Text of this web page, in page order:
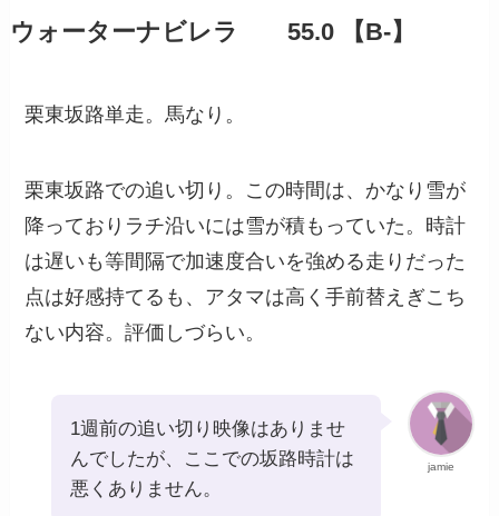
ウォーターナビレラ 55.0 【B-】
栗東坂路単走。馬なり。
栗東坂路での追い切り。この時間は、かなり雪が
降っておりラチ沿いには雪が積もっていた。時計
は遅いも等間隔で加速度合いを強める走りだった
点は好感持てるも、アタマは高く手前替えぎこち
ない内容。評価しづらい。
jamie
1週前の追い切り映像はありませ
んでしたが、ここでの坂路時計は
悪くありません。